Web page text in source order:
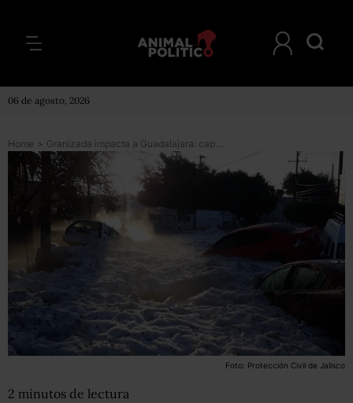
06 de agosto, 2026
Home > Granizada impacta a Guadalajara: capas de hielo de hasta 1.5 metros (fotos y videos)
Foto: Protección Civil de Jalisco
2 minutos de lectura